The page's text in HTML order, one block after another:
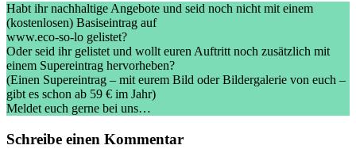
Habt ihr nachhaltige Angebote und seid noch nicht mit einem
(kostenlosen) Basiseintrag auf
www.eco-so-lo gelistet?
Oder seid ihr gelistet und wollt euren Auftritt noch zusätzlich mit
einem Supereintrag hervorheben?
(Einen Supereintrag – mit eurem Bild oder Bildergalerie von euch –
gibt es schon ab 59 € im Jahr)
Meldet euch gerne bei uns…
Schreibe einen Kommentar